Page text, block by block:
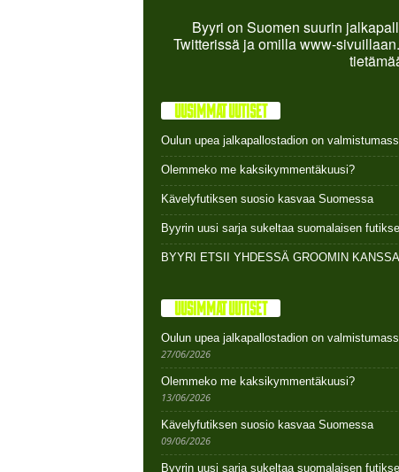
Byyri on Suomen suurin
Twitterissä ja omilla www-
UUSIMMAT UUTISET
Oulun upea jalkapallostadion on
Olemmeko me kaksikymmentäkuusi?
Kävelyfutiksen suosio kasvaa Suomessa
Byyrin uusi sarja sukeltaa suomalaisen
BYYRI ETSII YHDESSÄ GROOMIN
UUSIMMAT UUTISET
Oulun upea jalkapallostadion on
27/06/2026
Olemmeko me kaksikymmentäkuusi?
13/06/2026
Kävelyfutiksen suosio kasvaa Suomessa
09/06/2026
Byyrin uusi sarja sukeltaa suomalaisen